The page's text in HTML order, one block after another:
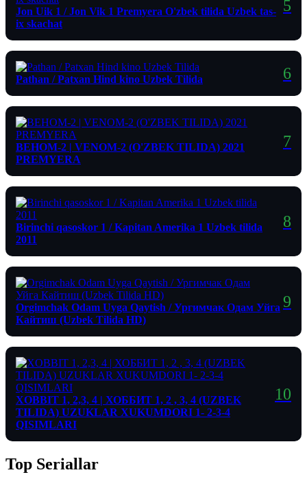
Jon Uik 1 / Jon Vik 1 Premyera O'zbek tilida Uzbek tas-
ix skachat
Pathan / Patxan Hind kino Uzbek Tilida
ВЕНОМ-2 | VENOM-2 (O'ZBEK TILIDA) 2021
PREMYERA
Birinchi qasoskor 1 / Kapitan Amerika 1 Uzbek tilida
2011
Orgimchak Odam Uyga Qaytish / Ургимчак Одам Уйга
Кайтиш (Uzbek Tilida HD)
XOBBIT 1, 2,3, 4 | ХОББИТ 1, 2 , 3, 4 (UZBEK
TILIDA) UZUKLAR XUKUMDORI 1- 2-3-4
QISIMLARI
Top Seriallar